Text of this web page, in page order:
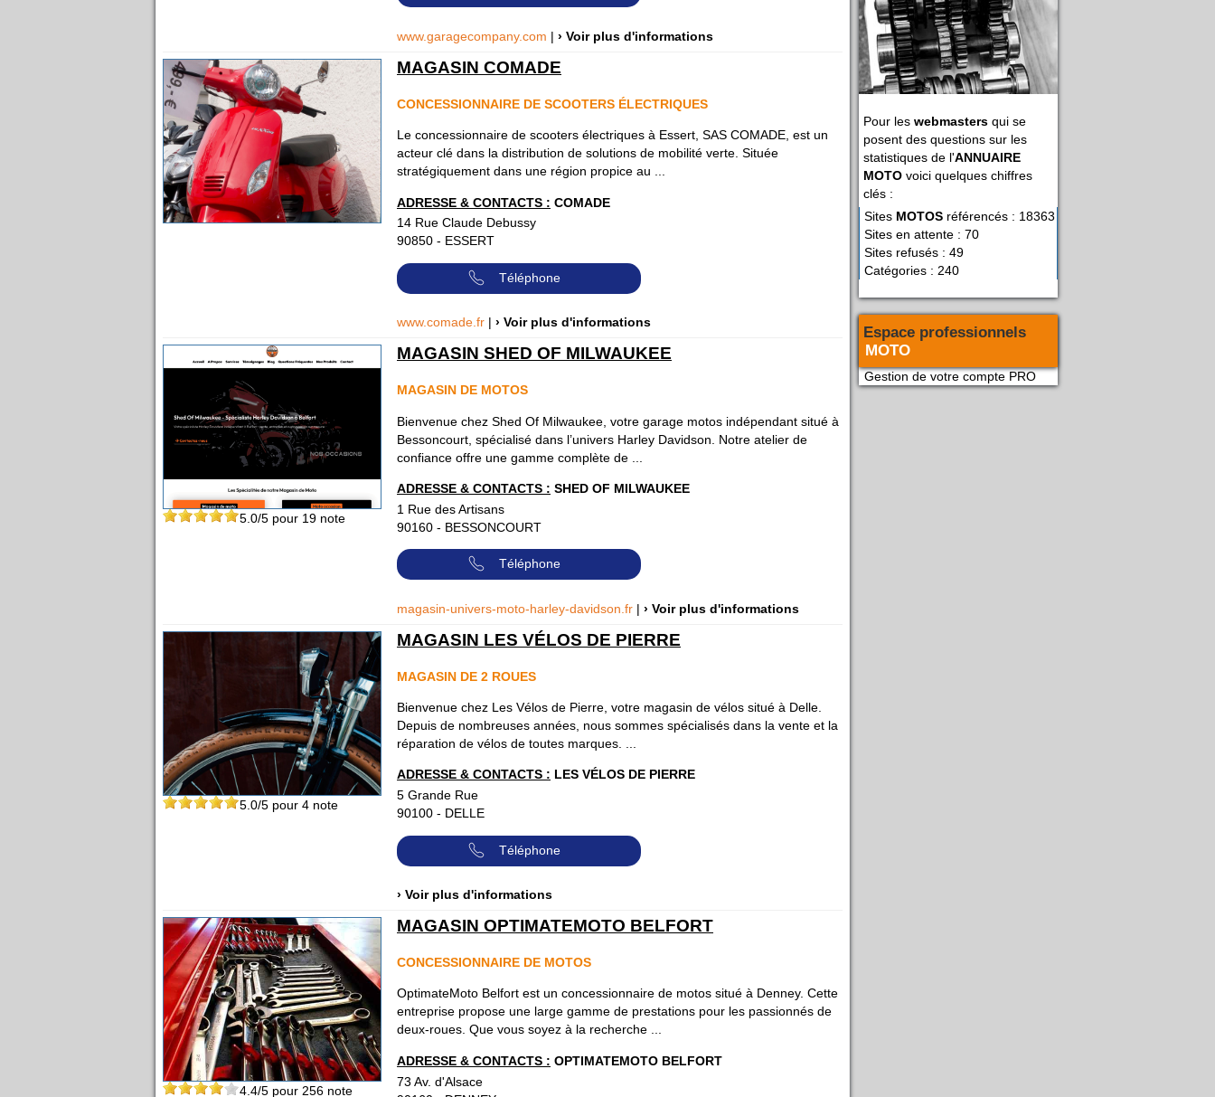
Pour les webmasters qui se
posent des questions sur les
statistiques de l'ANNUAIRE
MOTO voici quelques chiffres
clés :
Sites MOTOS référencés : 18363
Sites en attente : 70
Sites refusés : 49
Catégories : 240
Espace professionnels
MOTO
Gestion de votre compte PRO
www.garagecompany.com | › Voir plus d'informations
MAGASIN COMADE
CONCESSIONNAIRE DE SCOOTERS ÉLECTRIQUES
Le concessionnaire de scooters électriques à Essert, SAS COMADE, est un
acteur clé dans la distribution de solutions de mobilité verte. Située
stratégiquement dans une région propice au ...
ADRESSE & CONTACTS : COMADE
14 Rue Claude Debussy
90850 - ESSERT
Téléphone
www.comade.fr | › Voir plus d'informations
5.0/5 pour 19 note
MAGASIN SHED OF MILWAUKEE
MAGASIN DE MOTOS
Bienvenue chez Shed Of Milwaukee, votre garage motos indépendant situé à
Bessoncourt, spécialisé dans l’univers Harley Davidson. Notre atelier de
confiance offre une gamme complète de ...
ADRESSE & CONTACTS : SHED OF MILWAUKEE
1 Rue des Artisans
90160 - BESSONCOURT
Téléphone
magasin-univers-moto-harley-davidson.fr | › Voir plus d'informations
5.0/5 pour 4 note
MAGASIN LES VÉLOS DE PIERRE
MAGASIN DE 2 ROUES
Bienvenue chez Les Vélos de Pierre, votre magasin de vélos situé à Delle.
Depuis de nombreuses années, nous sommes spécialisés dans la vente et la
réparation de vélos de toutes marques. ...
ADRESSE & CONTACTS : LES VÉLOS DE PIERRE
5 Grande Rue
90100 - DELLE
Téléphone
› Voir plus d'informations
4.4/5 pour 256 note
MAGASIN OPTIMATEMOTO BELFORT
CONCESSIONNAIRE DE MOTOS
OptimateMoto Belfort est un concessionnaire de motos situé à Denney. Cette
entreprise propose une large gamme de prestations pour les passionnés de
deux-roues. Que vous soyez à la recherche ...
ADRESSE & CONTACTS : OPTIMATEMOTO BELFORT
73 Av. d'Alsace